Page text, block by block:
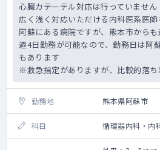
心臓カテーテル対応は行っていません
広く浅く対応いただける内科医系医
阿蘇にある病院ですが、熊本市からも
週4日勤務が可能なので、勤務日は阿
もあります
※救急指定がありますが、比較的落
勤務地 熊本県阿蘇市
科目 循環器内科・内